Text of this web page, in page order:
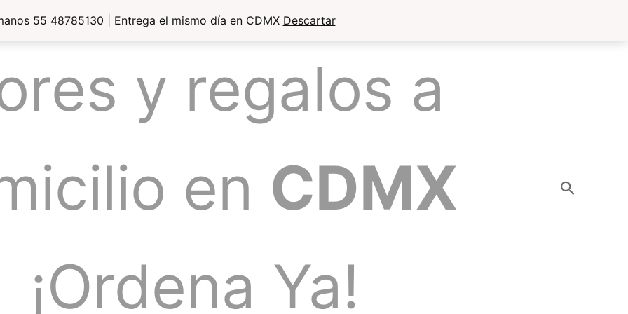
55 48785130 | Entrega el mismo día en CDMX Descartar
y regalos a
en CDMX
¡Ordena Ya!
Buscar